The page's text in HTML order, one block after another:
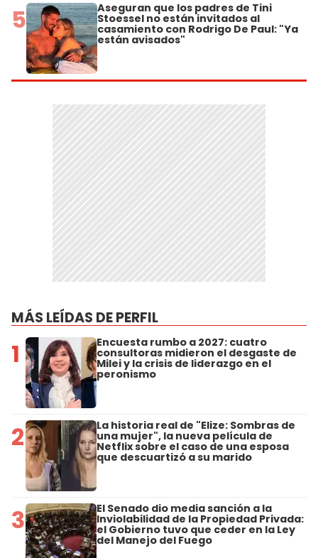
5 Aseguran que los padres de Tini
Stoessel no están invitados al
casamiento con Rodrigo De Paul: "Ya
están avisados"
MÁS LEÍDAS DE PERFIL
1 Encuesta rumbo a 2027: cuatro
consultoras midieron el desgaste de
Milei y la crisis de liderazgo en el
peronismo
2 La historia real de "Elize: Sombras de
una mujer", la nueva película de
Netflix sobre el caso de una esposa
que descuartizó a su marido
3 El Senado dio media sanción a la
Inviolabilidad de la Propiedad Privada:
el Gobierno tuvo que ceder en la Ley
del Manejo del Fuego